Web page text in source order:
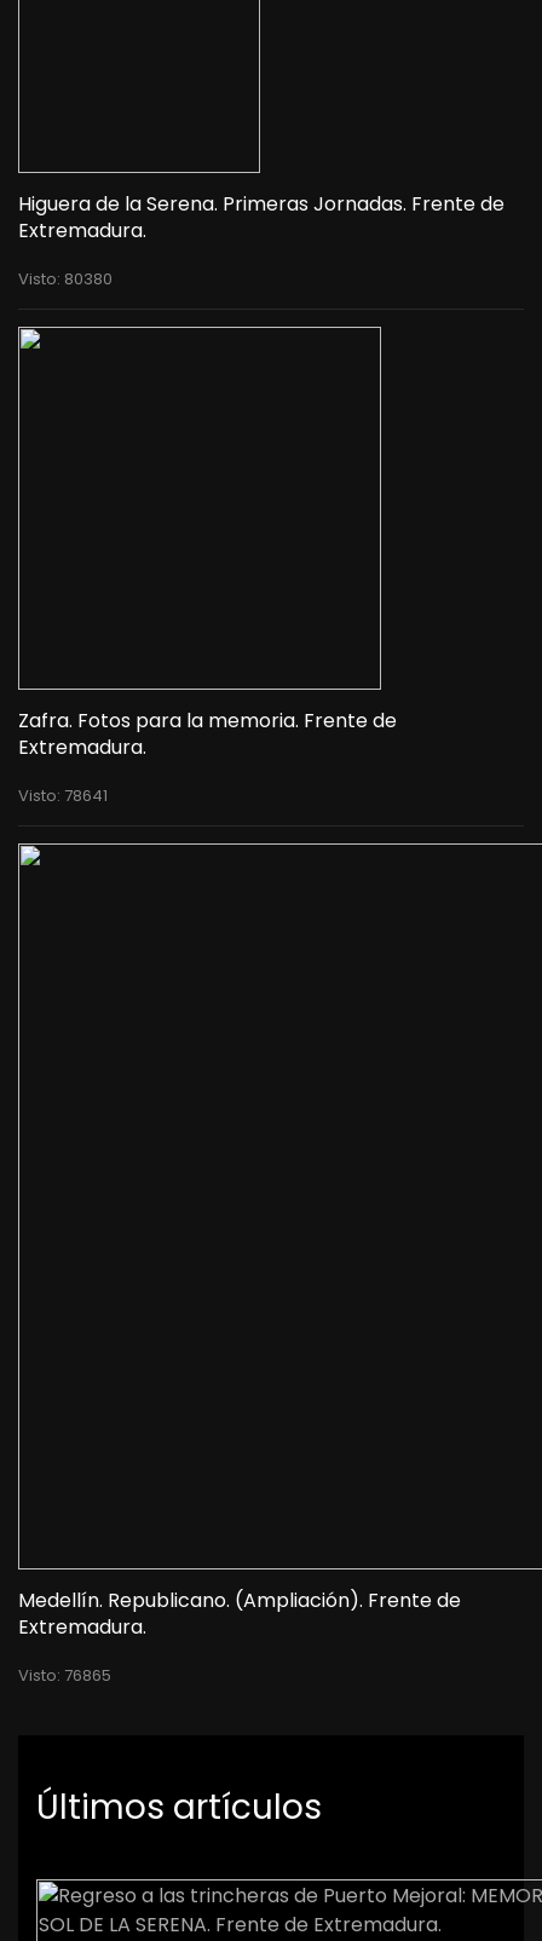
Higuera de la Serena. Primeras Jornadas. Frente de
Extremadura.
Visto: 80380
Zafra. Fotos para la memoria. Frente de
Extremadura.
Visto: 78641
Medellín. Republicano. (Ampliación). Frente de
Extremadura.
Visto: 76865
Últimos artículos